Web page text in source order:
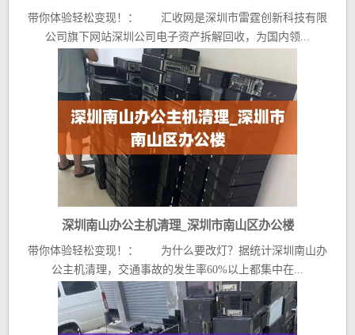
带你体验轻松变现！： 汇收网是深圳市雷霆创新科技有限
公司旗下网站深圳公司电子资产拆解回收，为国内领...
深圳南山办公主机清理_深圳市南山区办公楼
带你体验轻松变现！： 为什么要改灯？据统计深圳南山办
公主机清理，交通事故的发生率60%以上都集中在...